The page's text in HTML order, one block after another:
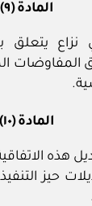
المادة (٩)
نزاع يتعلق
المفاوضات
المادة (١٠)
هذه